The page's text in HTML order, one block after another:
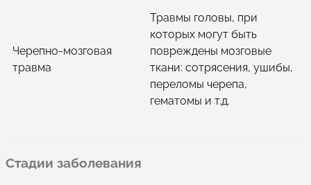
Черепно-мозговая
травма
Травмы головы, при
которых могут быть
повреждены мозговые
ткани: сотрясения, ушибы,
переломы черепа,
гематомы и т.д.
Стадии заболевания